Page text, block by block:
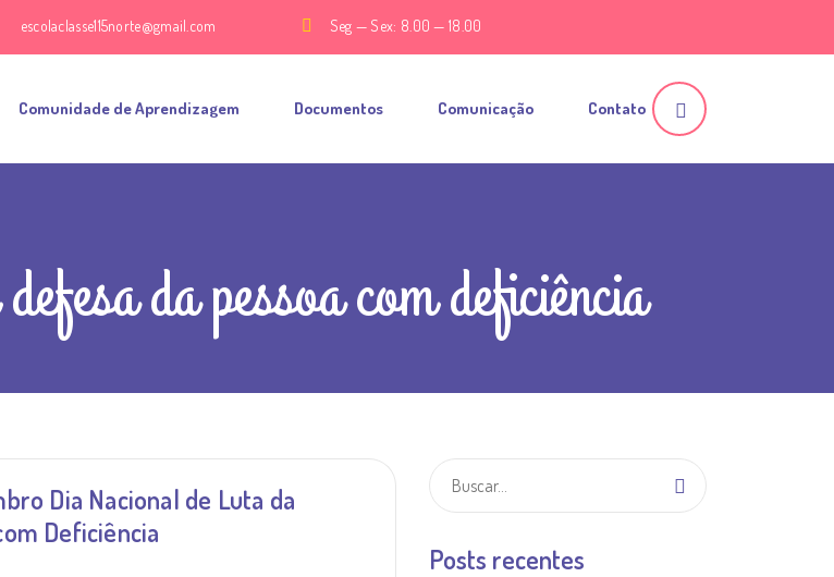
escolaclasse115norte@gmail.com Seg — Sex: 8.00 — 18.00
Comunidade de Aprendizagem Documentos Comunicação Contato
da pessoa com deficiência
Dia Nacional de Luta da
Deficiência
Posts recentes